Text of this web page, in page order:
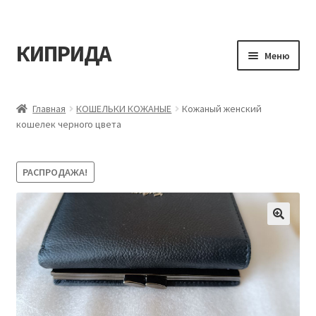
Перейти
к
Перейти
к
КИПРИДА Меню
Корзина
Мой аккаунт
Оформление заказа
Главная КОШЕЛЬКИ КОЖАНЫЕ
Кожаный женский
кошелек черного цвета
РАСПРОДАЖА!